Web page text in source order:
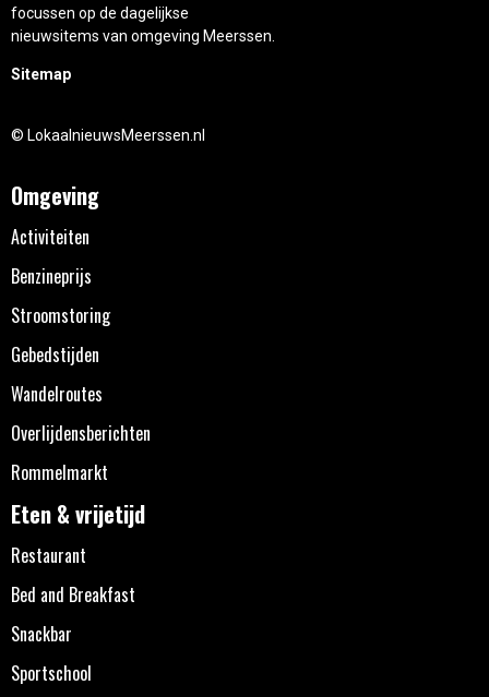
focussen op de dagelijkse
nieuwsitems van omgeving Meerssen.
Sitemap
© LokaalnieuwsMeerssen.nl
Omgeving
Activiteiten
Benzineprijs
Stroomstoring
Gebedstijden
Wandelroutes
Overlijdensberichten
Rommelmarkt
Eten & vrijetijd
Restaurant
Bed and Breakfast
Snackbar
Sportschool